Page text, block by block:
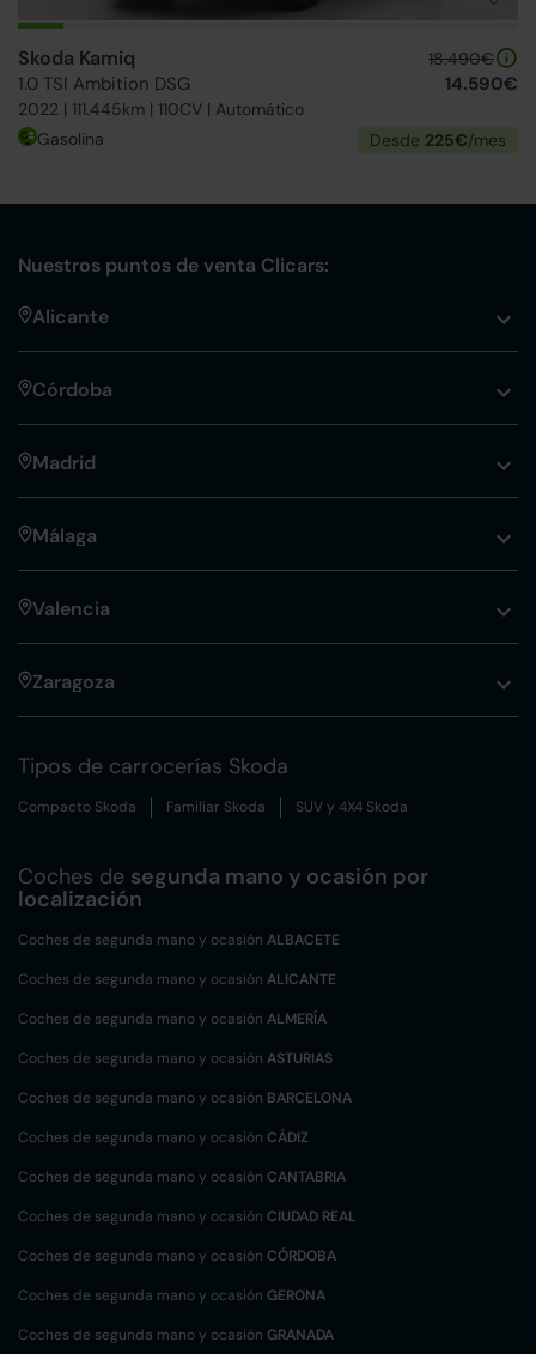
Skoda Kamiq
1.0 TSI Ambition DSG
2022 | 111.445km | 110CV | Automático
18.490€
14.590€
Gasolina Desde 225€/mes
Nuestros puntos de venta Clicars:
Alicante
Córdoba
Madrid
Málaga
Valencia
Zaragoza
Tipos de carrocerías Skoda
Compacto Skoda Familiar Skoda SUV y 4X4 Skoda
Coches de segunda mano y ocasión por
localización
Coches de segunda mano y ocasión ALBACETE
Coches de segunda mano y ocasión ALICANTE
Coches de segunda mano y ocasión ALMERÍA
Coches de segunda mano y ocasión ASTURIAS
Coches de segunda mano y ocasión BARCELONA
Coches de segunda mano y ocasión CÁDIZ
Coches de segunda mano y ocasión CANTABRIA
Coches de segunda mano y ocasión CIUDAD REAL
Coches de segunda mano y ocasión CÓRDOBA
Coches de segunda mano y ocasión GERONA
Coches de segunda mano y ocasión GRANADA